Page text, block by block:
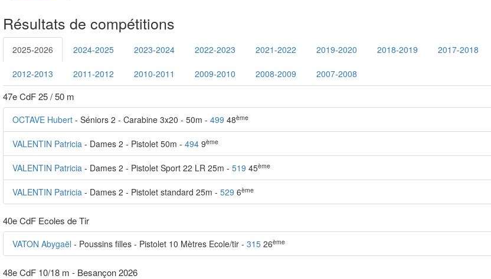
Résultats de compétitions
2025-2026 2024-2025 2023-2024 2022-2023 2021-2022 2019-2020 2018-2019 2017-2018
2012-2013 2011-2012 2010-2011 2009-2010 2008-2009 2007-2008
47e CdF 25 / 50 m
OCTAVE Hubert - Séniors 2 - Carabine 3x20 - 50m - 499 48ème
VALENTIN Patricia - Dames 2 - Pistolet 50m - 494 9ème
VALENTIN Patricia - Dames 2 - Pistolet Sport 22 LR 25m - 519 45ème
VALENTIN Patricia - Dames 2 - Pistolet standard 25m - 529 6ème
40e CdF Ecoles de Tir
VATON Abygaël - Poussins filles - Pistolet 10 Mètres Ecole/tir - 315 26ème
48e CdF 10/18 m - Besançon 2026